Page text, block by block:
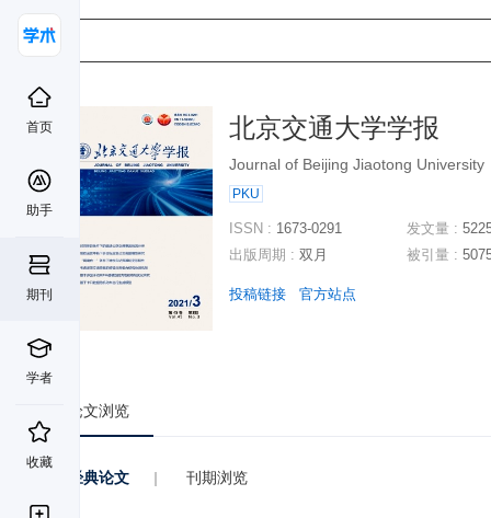
首页
助手
期刊
学者
收藏
北京交通大学学报
Journal of Beijing Jiaotong University
PKU
ISSN : 1673-0291
出版周期 : 双月
发文量 :
被引量 :
投稿链接 官方站点
论文浏览
经典论文 | 刊期浏览